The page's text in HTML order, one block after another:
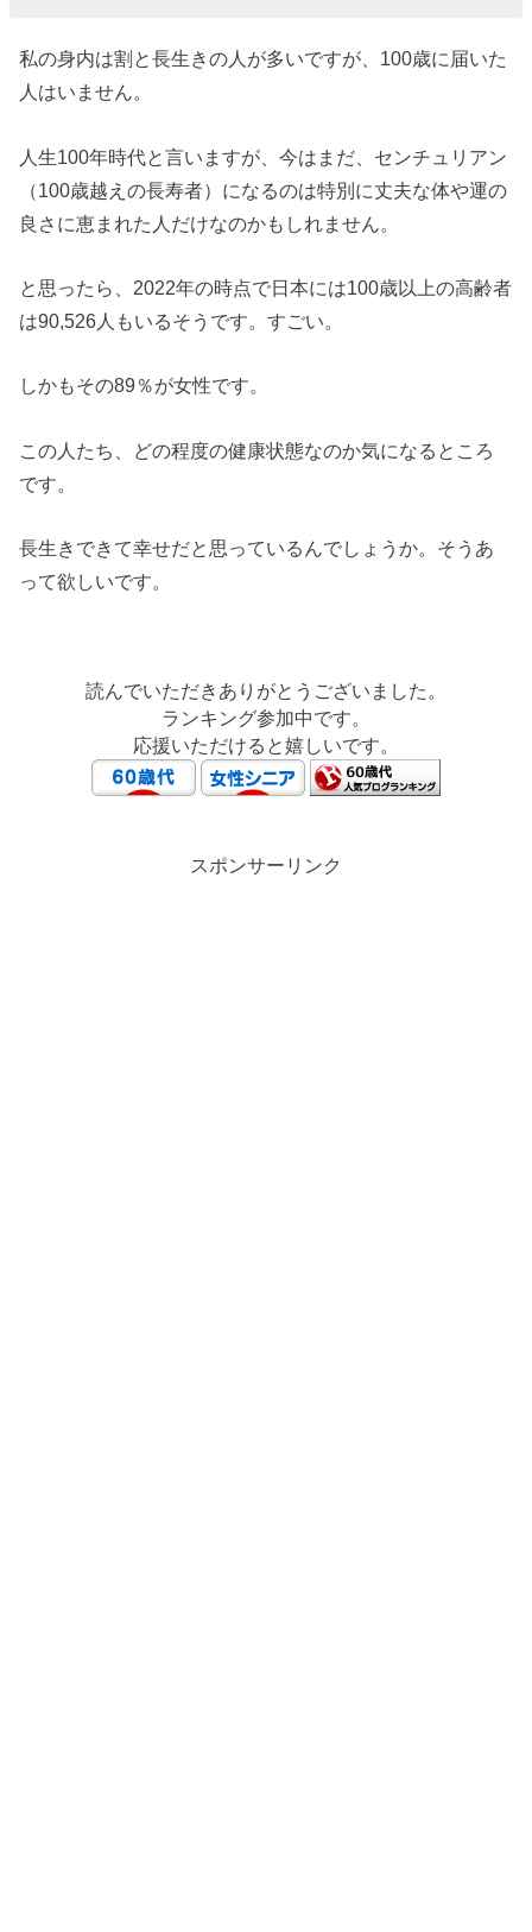
私の身内は割と長生きの人が多いですが、100歳に届いた
人はいません。
人生100年時代と言いますが、今はまだ、センチュリアン
（100歳越えの長寿者）になるのは特別に丈夫な体や運の
良さに恵まれた人だけなのかもしれません。
と思ったら、2022年の時点で日本には100歳以上の高齢者
は90,526人もいるそうです。すごい。
しかもその89％が女性です。
この人たち、どの程度の健康状態なのか気になるところ
です。
長生きできて幸せだと思っているんでしょうか。そうあ
って欲しいです。
読んでいただきありがとうございました。
ランキング参加中です。
応援いただけると嬉しいです。
スポンサーリンク